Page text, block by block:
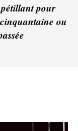
pétillant pour
ou